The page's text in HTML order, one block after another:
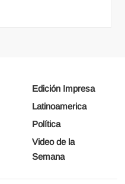
Edición Impresa
Latinoamerica
Política
Video de la
Semana